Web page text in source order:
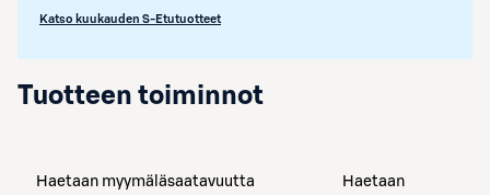
Katso kuukauden S-Etutuotteet
Tuotteen toiminnot
Haetaan myymäläsaatavuutta
Haetaan